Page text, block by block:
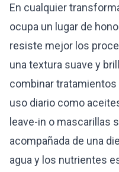
En cualquier
ocupa un lugar de
resiste mejor los
una textura suave y
combinar
uso diario como
leave-in o mascarillas
acompañada de una
agua y los nutrientes